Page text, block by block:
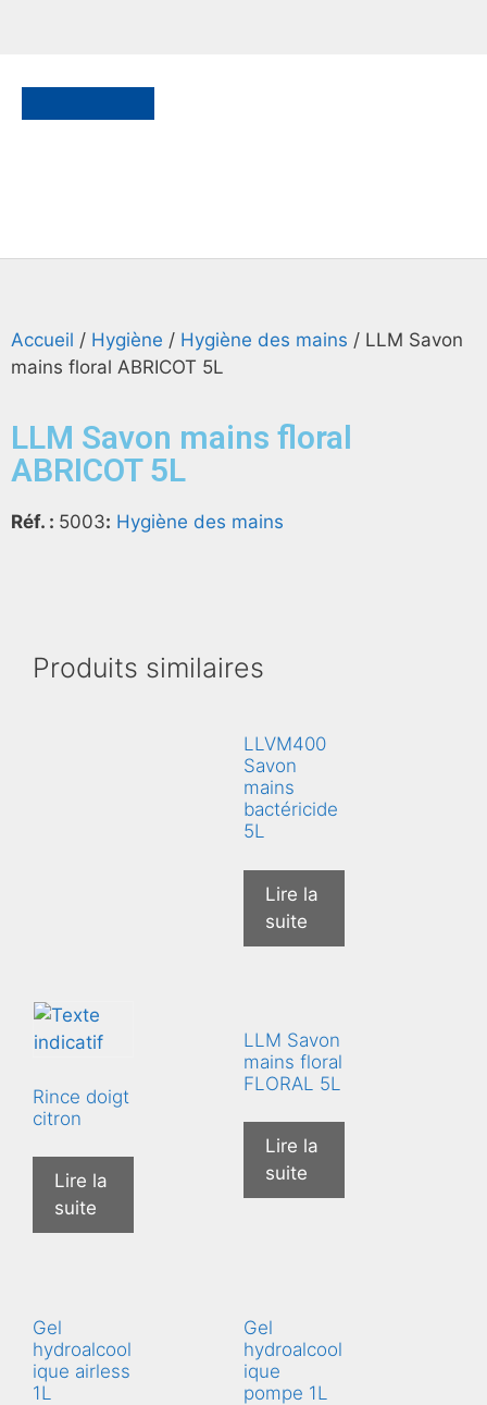
Accueil / Hygiène / Hygiène des mains / LLM Savon
mains floral ABRICOT 5L
LLM Savon mains floral
ABRICOT 5L
Réf. : 5003: Hygiène des mains
Produits similaires
LLVM400
Savon
mains
bactéricide
5L
Lire la
suite
Rince doigt
citron
Lire la
suite
LLM Savon
mains floral
FLORAL 5L
Lire la
suite
Gel
hydroalcool
ique airless
1L
Gel
hydroalcool
ique
pompe 1L